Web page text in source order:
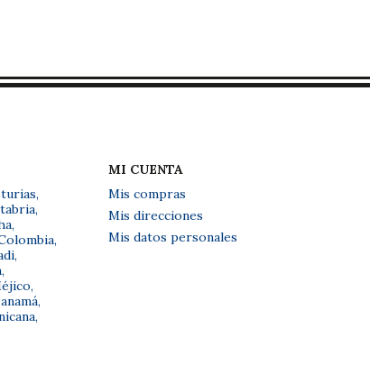
,
,
,
,
,
,
,
,
,
MI CUENTA
Mis compras
Mis direcciones
Mis datos personales